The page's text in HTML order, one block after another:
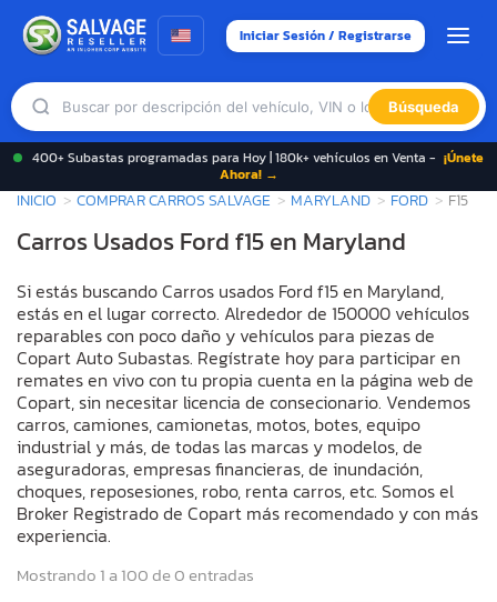
Iniciar Sesión / Registrarse
Búsqueda
400+ Subastas programadas para Hoy | 180k+ vehículos en Venta - ¡Únete
Ahora! →
INICIO COMPRAR CARROS SALVAGE MARYLAND FORD F15
Carros Usados Ford f15 en Maryland
Si estás buscando Carros usados Ford f15 en Maryland,
estás en el lugar correcto. Alrededor de 150000 vehículos
reparables con poco daño y vehículos para piezas de
Copart Auto Subastas. Regístrate hoy para participar en
remates en vivo con tu propia cuenta en la página web de
Copart, sin necesitar licencia de consecionario. Vendemos
carros, camiones, camionetas, motos, botes, equipo
industrial y más, de todas las marcas y modelos, de
aseguradoras, empresas financieras, de inundación,
choques, reposesiones, robo, renta carros, etc. Somos el
Broker Registrado de Copart más recomendado y con más
experiencia.
Mostrando 1 a 100 de 0 entradas